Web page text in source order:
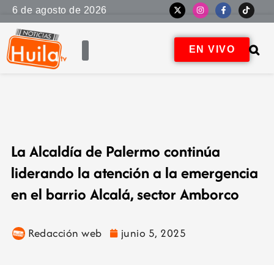
6 de agosto de 2026
EN VIVO
La Alcaldía de Palermo continúa
liderando la atención a la emergencia
en el barrio Alcalá, sector Amborco
Redacción web junio 5, 2025